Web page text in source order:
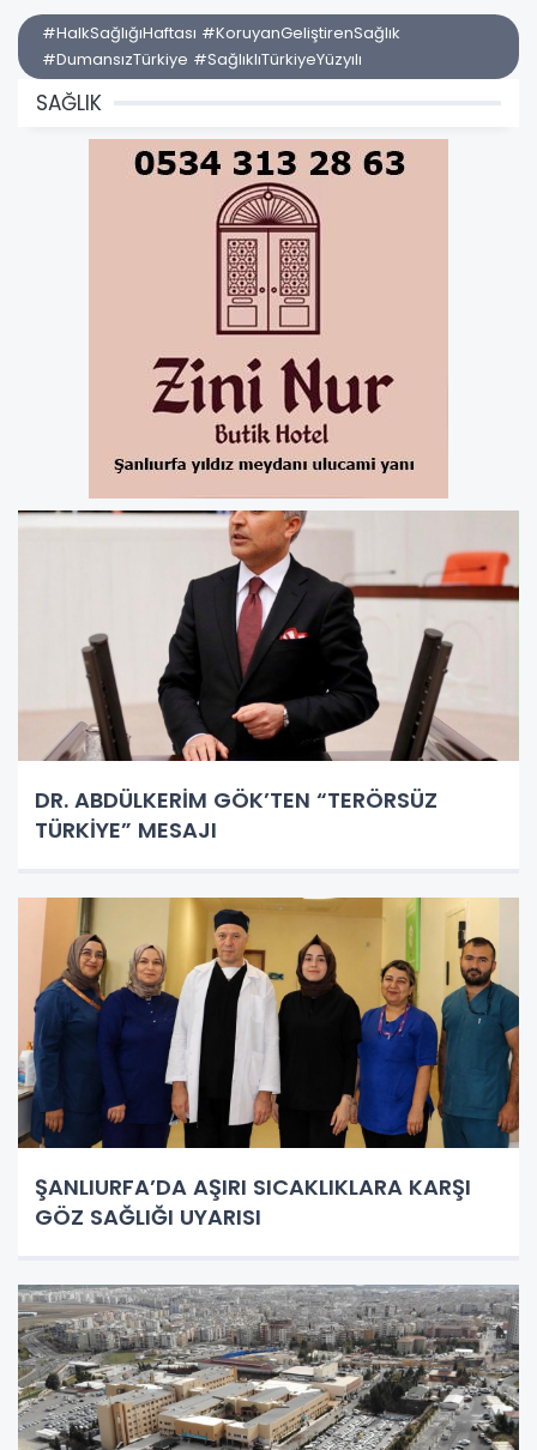
#HalkSağlığıHaftası #KoruyanGeliştirenSağlık
#DumansızTürkiye #SağlıklıTürkiyeYüzyılı
SAĞLIK
DR. ABDÜLKERİM GÖK’TEN “TERÖRSÜZ
TÜRKİYE” MESAJI
ŞANLIURFA’DA AŞIRI SICAKLIKLARA KARŞI
GÖZ SAĞLIĞI UYARISI